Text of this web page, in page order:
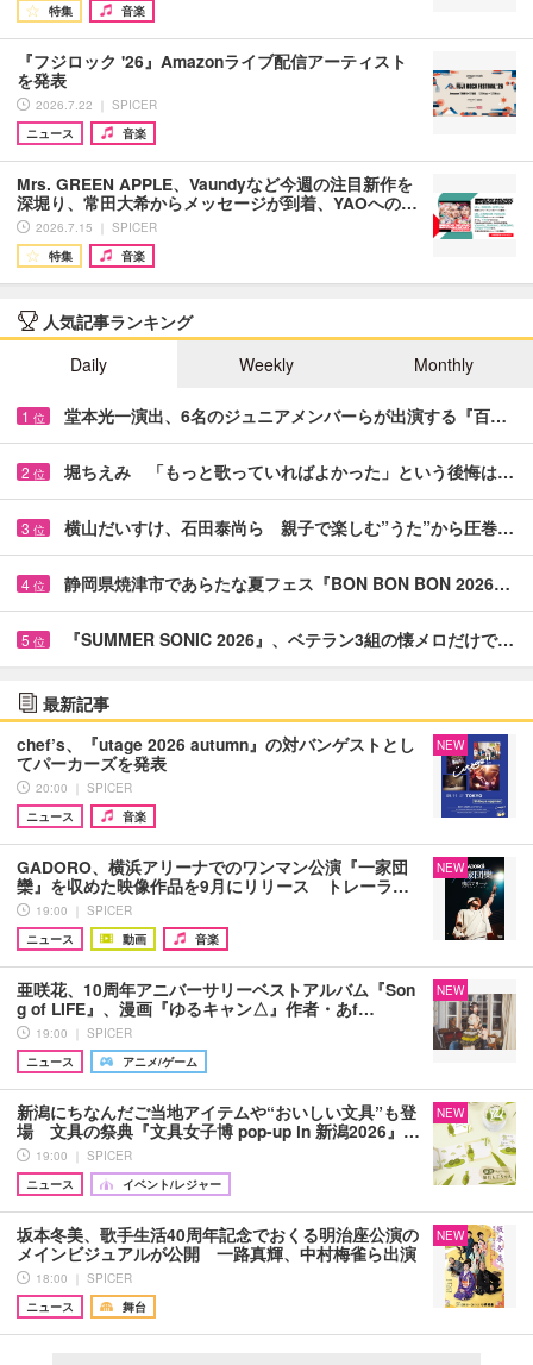
特集
音楽
『フジロック '26』Amazonライブ配信アーティスト
を発表
2026.7.22 ｜ SPICER
ニュース
音楽
Mrs. GREEN APPLE、Vaundyなど今週の注目新作を
深堀り、常田大希からメッセージが到着、YAOへの…
2026.7.15 ｜ SPICER
特集
音楽
人気記事ランキング
Daily
Weekly Monthly
1 位 堂本光一演出、6名のジュニアメンバーらが出演する『百…
2 位 堀ちえみ 「もっと歌っていればよかった」という後悔は…
3 位 横山だいすけ、石田泰尚ら 親子で楽しむ”うた”から圧巻…
4 位 静岡県焼津市であらたな夏フェス『BON BON BON 2026…
5 位 『SUMMER SONIC 2026』、ベテラン3組の懐メロだけで…
最新記事
chef’s、『utage 2026 autumn』の対バンゲストとし
てパーカーズを発表
20:00 ｜ SPICER
ニュース
音楽
NEW
GADORO、横浜アリーナでのワンマン公演『一家団
欒』を収めた映像作品を9月にリリース トレーラ…
19:00 ｜ SPICER
ニュース
動画 音楽
NEW
亜咲花、10周年アニバーサリーベストアルバム『Son
g of LIFE』、漫画『ゆるキャン△』作者・あf…
19:00 ｜ SPICER
ニュース
アニメ/ゲーム
NEW
新潟にちなんだご当地アイテムや“おいしい文具”も登
場 文具の祭典『文具女子博 pop-up in 新潟2026』…
19:00 ｜ SPICER
ニュース
イベント/レジャー
NEW
坂本冬美、歌手生活40周年記念でおくる明治座公演の
メインビジュアルが公開 一路真輝、中村梅雀ら出演
18:00 ｜ SPICER
ニュース
舞台
NEW